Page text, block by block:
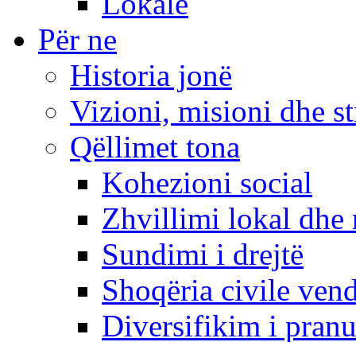
Për ne
Historia jonë
Vizioni, misioni dhe
Qëllimet tona
Kohezioni social
Zhvillimi lokal dhe
Sundimi i drejtë
Shoqëria civile
Diversifikim i